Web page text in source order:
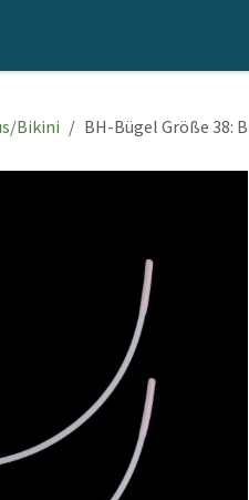
Bikini BH-Bügel Größe 38: